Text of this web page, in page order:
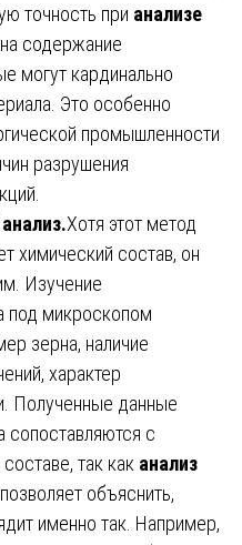
точность при анализе
на содержание
могут кардинально
Это особенно
промышленности
разрушения
Хотя этот метод
химический состав, он
Изучение
под микроскопом
зерна, наличие
характер
Полученные данные
сопоставляются с
так как анализ
позволяет объяснить,
именно так. Например,